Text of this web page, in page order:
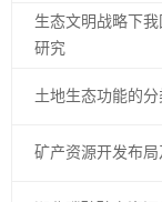
生态文明战略下
研究
土地生态功能的
矿产资源开发布